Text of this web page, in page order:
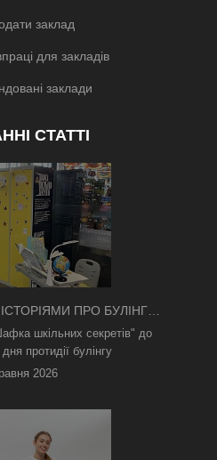
заклад
для закладів
заклади
СТАТТІ
ПРО БУЛІНГ
В КИЄВІ
шкільних секретів" до
протидії булінгу
2026